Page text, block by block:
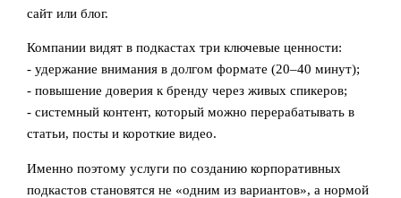
сайт или блог.
Компании видят в подкастах три ключевые ценности:
- удержание внимания в долгом формате (20–40 минут);
- повышение доверия к бренду через живых спикеров;
- системный контент, который можно перерабатывать в
статьи, посты и короткие видео.
Именно поэтому услуги по созданию корпоративных
подкастов становятся не «одним из вариантов», а нормой